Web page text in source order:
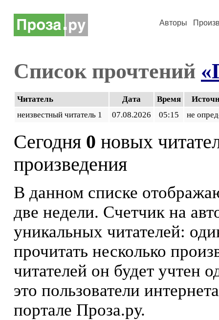
Авторы
Список прочтений
Читатель Дата Время
неизвестный читатель 1
07.08.2026 05:15 не
Сегодня 0 новых
произведения
В данном списке
две недели. Счетчик на
уникальных читателей:
прочитать несколько
читателей он будет учтен
это пользователи
портале Проза.ру.